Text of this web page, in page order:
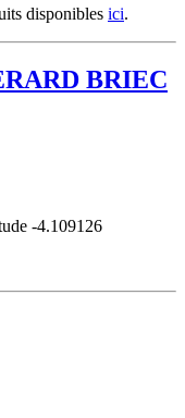
disponibles ici.
BRIEC
-4.109126